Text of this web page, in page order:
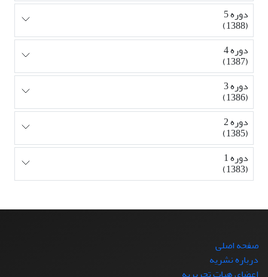
دوره 5
(1388)
دوره 4
(1387)
دوره 3
(1386)
دوره 2
(1385)
دوره 1
(1383)
صفحه اصلی
درباره نشریه